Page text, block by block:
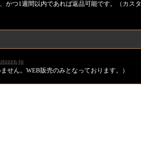
かつ1週間以内であれば返品可能です。（カスタ
ん。WEB販売のみとなっております。）